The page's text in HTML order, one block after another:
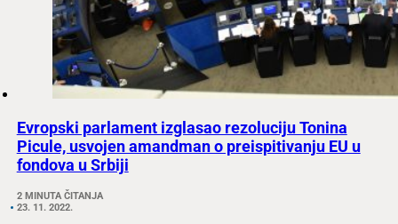
Evropski parlament izglasao rezoluciju Tonina
Picule, usvojen amandman o preispitivanju EU u
fondova u Srbiji
2 MINUTA ČITANJA
23. 11. 2022.